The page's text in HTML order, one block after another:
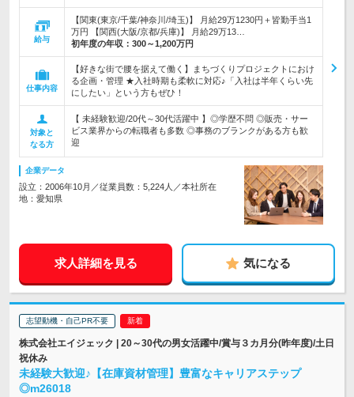
給与
【関東(東京/千葉/神奈川/埼玉)】 月給29万1230円＋皆勤手当1
万円 【関西(大阪/京都/兵庫)】 月給29万13…
初年度の年収： 300～1,200万円
仕事内容
【好きな街で腰を据えて働く】まちづくりプロジェクトにおけ
る企画・管理 ★入社時期も柔軟に対応♪「入社は半年くらい先
にしたい」という方もぜひ！
対象と
なる方
【 未経験歓迎/20代～30代活躍中 】◎学歴不問 ◎販売・サー
ビス業界からの転職者も多数 ◎事務のブランクがある方も歓
迎
企業データ
設立：2006年10月／従業員数：5,224人／本社所在
地：愛知県
求人詳細を見る 気になる
志望動機・自己PR不要
株式会社エイジェック | 20～30代の男女活躍中/賞与３カ月分(昨年度)/土日
祝休み
未経験大歓迎♪【在庫資材管理】豊富なキャリアステップ
◎m26018